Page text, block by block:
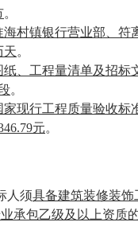
。
海村镇银行营业部、符
天。
纸 工程量清单及招标
。
家现行工程质量验收标
元。
人须具备建筑装修装
承包乙级及以上资质